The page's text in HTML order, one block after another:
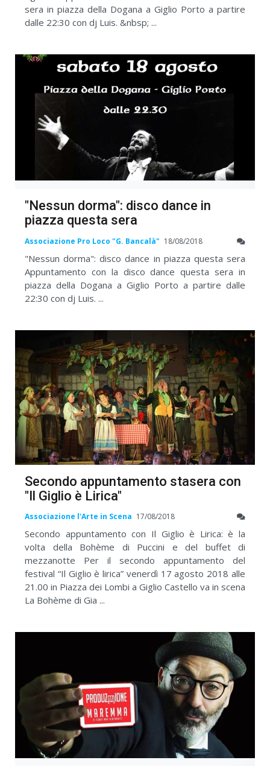
sera in piazza della Dogana a Giglio Porto a partire
dalle 22:30 con dj Luis. &nbsp; ...
"Nessun dorma": disco dance in
piazza questa sera
Associazione Pro Loco "G. Bancalà" 18/08/2018
"Nessun dorma": disco dance in piazza questa sera
Appuntamento con la disco dance questa sera in
piazza della Dogana a Giglio Porto a partire dalle
22:30 con dj Luis. ...
Secondo appuntamento stasera con
"Il Giglio è Lirica"
Associazione l'Arte in Scena 17/08/2018
Secondo appuntamento con Il Giglio è Lirica: è la
volta della Bohème di Puccini e del buffet di
mezzanotte Per il secondo appuntamento del
festival “Il Giglio è lirica” venerdì 17 agosto 2018 alle
21.00 in Piazza dei Lombi a Giglio Castello va in scena
La Bohème di Gia ...